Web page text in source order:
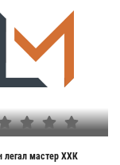
легал мастер ХХК